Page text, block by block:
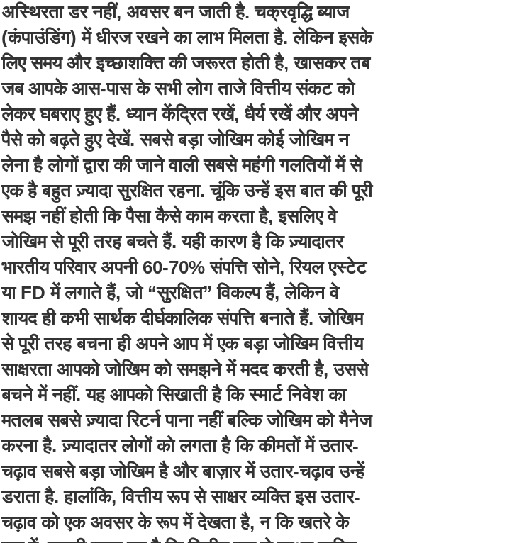
अस्थिरता डर नहीं, अवसर बन जाती है. चक्रवृद्धि ब्याज
(कंपाउंडिंग) में धीरज रखने का लाभ मिलता है. लेकिन इसके
लिए समय और इच्छाशक्ति की जरूरत होती है, खासकर तब
जब आपके आस-पास के सभी लोग ताजे वित्तीय संकट को
लेकर घबराए हुए हैं. ध्यान केंद्रित रखें, धैर्य रखें और अपने
पैसे को बढ़ते हुए देखें. सबसे बड़ा जोखिम कोई जोखिम न
लेना है लोगों द्वारा की जाने वाली सबसे महंगी गलतियों में से
एक है बहुत ज़्यादा सुरक्षित रहना. चूंकि उन्हें इस बात की पूरी
समझ नहीं होती कि पैसा कैसे काम करता है, इसलिए वे
जोखिम से पूरी तरह बचते हैं. यही कारण है कि ज़्यादातर
भारतीय परिवार अपनी 60-70% संपत्ति सोने, रियल एस्टेट
या FD में लगाते हैं, जो “सुरक्षित” विकल्प हैं, लेकिन वे
शायद ही कभी सार्थक दीर्घकालिक संपत्ति बनाते हैं. जोखिम
से पूरी तरह बचना ही अपने आप में एक बड़ा जोखिम वित्तीय
साक्षरता आपको जोखिम को समझने में मदद करती है, उससे
बचने में नहीं. यह आपको सिखाती है कि स्मार्ट निवेश का
मतलब सबसे ज़्यादा रिटर्न पाना नहीं बल्कि जोखिम को मैनेज
करना है. ज़्यादातर लोगों को लगता है कि कीमतों में उतार-
चढ़ाव सबसे बड़ा जोखिम है और बाज़ार में उतार-चढ़ाव उन्हें
डराता है. हालांकि, वित्तीय रूप से साक्षर व्यक्ति इस उतार-
चढ़ाव को एक अवसर के रूप में देखता है, न कि खतरे के